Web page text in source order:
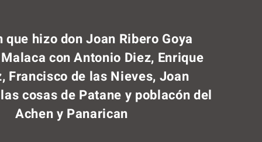
que hizo don Joan Ribero Goya
con Antonio Diez, Enrique
Francisco de las Nieves, Joan
cosas de Patane y poblacón del
Achen y Panarican